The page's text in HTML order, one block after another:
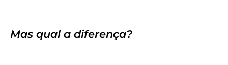
Mas qual a diferença?